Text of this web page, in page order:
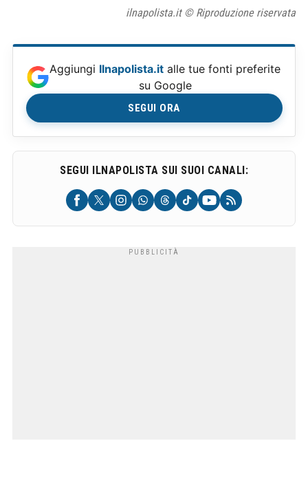
ilnapolista.it © Riproduzione riservata
Aggiungi Ilnapolista.it alle tue fonti preferite
su Google
SEGUI ORA
SEGUI ILNAPOLISTA SUI SUOI CANALI: